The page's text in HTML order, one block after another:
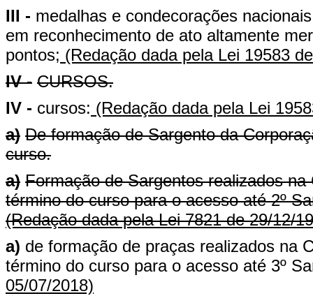
III - medalhas e condecorações
em reconhecimento de ato altamente
pontos; (Redação dada pela Lei 19583
IV - CURSOS.
IV - cursos: (Redação dada pela Lei
a) De formação de Sargento da
curso.
a) Formação de Sargentos realizados
término do curso para o acesso até 2º
(Redação dada pela Lei 7821 de 29/12/
a) de formação de praças realizados na
término do curso para o acesso até 3º
05/07/2018)